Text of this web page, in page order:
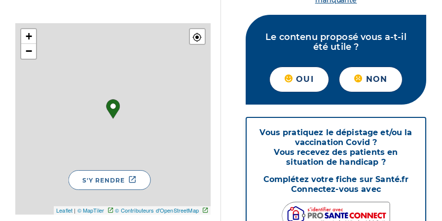
+
−
Leaflet | © MapTiler © Contributeurs d'OpenStreetMap
S'Y RENDRE
Le contenu proposé vous a-t-il
été utile ?
OUI NON
Vous pratiquez le dépistage et/ou la
vaccination Covid ?
Vous recevez des patients en
situation de handicap ?
Complétez votre fiche sur Santé.fr
Connectez-vous avec